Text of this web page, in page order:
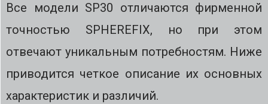
Все модели SP30 отличаются фирменной
точностью SPHEREFIX, но при этом
отвечают уникальным потребностям. Ниже
приводится четкое описание их основных
характеристик и различий.